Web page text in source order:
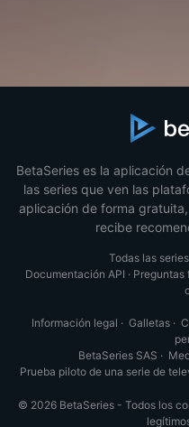
BetaSeries es la aplicación
las series que ven las
aplicación de forma
recibe
Todas las series
Documentación API · Preguntas
Información legal · Galletas·
BetaSeries SAS ·
Prueba piloto de una serie de
© 2026 BetaSeries - Todos los